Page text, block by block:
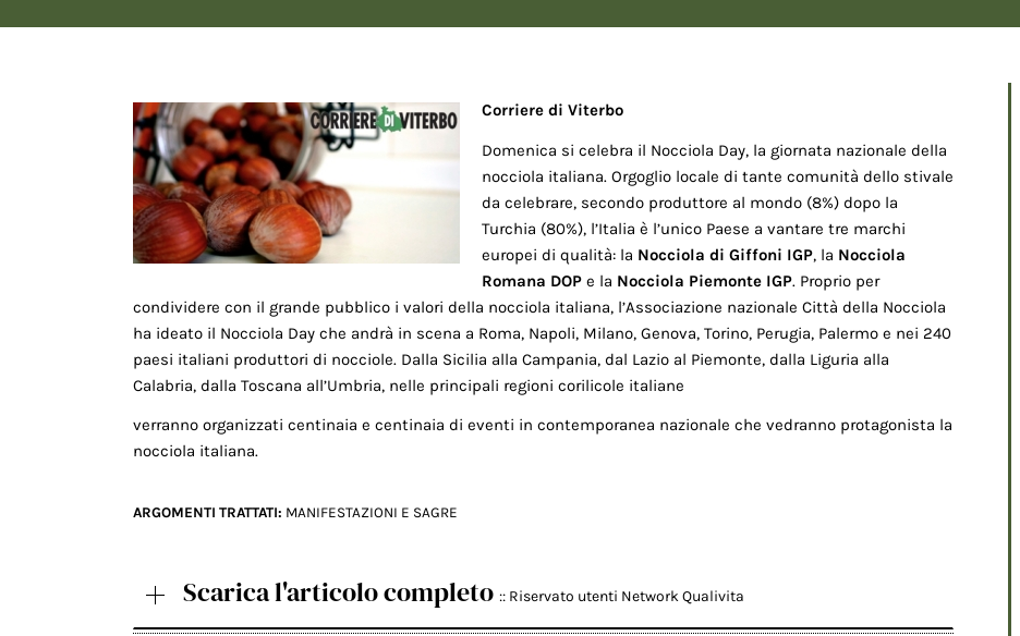
Corriere di Viterbo
Domenica si celebra il Nocciola Day, la giornata nazionale della
nocciola italiana. Orgoglio locale di tante comunità dello stivale
da celebrare, secondo produttore al mondo (8%) dopo la
Turchia (80%), l’Italia è l’unico Paese a vantare tre marchi
europei di qualità: la Nocciola di Giffoni IGP, la Nocciola
Romana DOP e la Nocciola Piemonte IGP. Proprio per
condividere con il grande pubblico i valori della nocciola italiana, l’Associazione nazionale Città della Nocciola
ha ideato il Nocciola Day che andrà in scena a Roma, Napoli, Milano, Genova, Torino, Perugia, Palermo e nei 240
paesi italiani produttori di nocciole. Dalla Sicilia alla Campania, dal Lazio al Piemonte, dalla Liguria alla
Calabria, dalla Toscana all’Umbria, nelle principali regioni corilicole italiane
verranno organizzati centinaia e centinaia di eventi in contemporanea nazionale che vedranno protagonista la
nocciola italiana.
ARGOMENTI TRATTATI: MANIFESTAZIONI E SAGRE
Scarica l'articolo completo :: Riservato utenti Network Qualivita